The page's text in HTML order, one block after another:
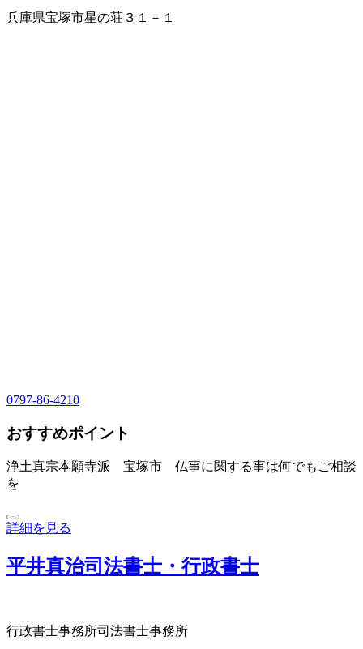
兵庫県宝塚市星の荘３１－１
0797-86-4210
おすすめポイント
浄土真宗本願寺派 宝塚市 仏事に関する事は何でもご相談
を
詳細を見る
平井真治司法書士・行政書士
行政書士事務所司法書士事務所